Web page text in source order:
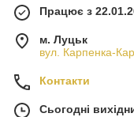
Працює з
м. Луцьк
вул. Карпенка-
Контакти
Сьогодні